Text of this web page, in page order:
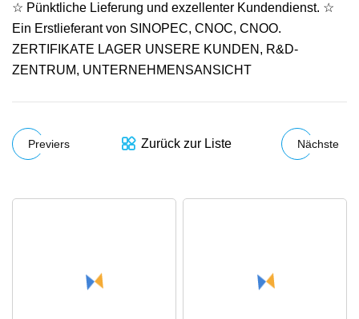
☆ Pünktliche Lieferung und exzellenter Kundendienst. ☆
Ein Erstlieferant von SINOPEC, CNOC, CNOO.
ZERTIFIKATE LAGER UNSERE KUNDEN, R&D-
ZENTRUM, UNTERNEHMENSANSICHT
Previers Zurück zur Liste Nächste